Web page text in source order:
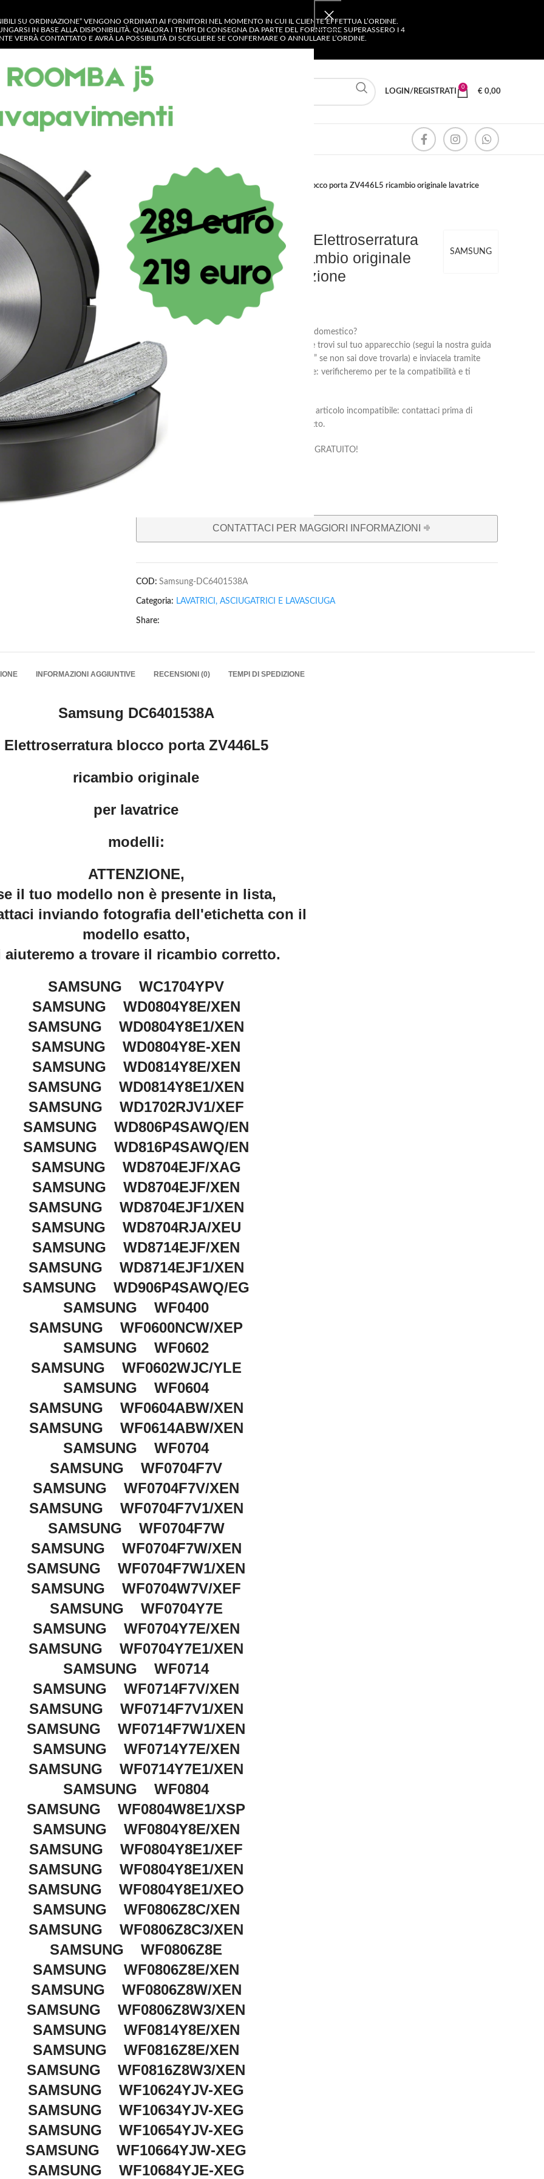
SU ORDINAZIONE” VENGONO ORDINATI AI FORNITORI NEL MOMENTO IN CUI IL CLIENTE EFFETTUA L’ORDINE.
IN BASE ALLA DISPONIBILITÀ. QUALORA I TEMPI DI CONSEGNA DA PARTE DEL FORNITORE SUPERASSERO I 4
VERRÀ CONTATTATO E AVRÀ LA POSSIBILITÀ DI SCEGLIERE SE CONFERMARE O ANNULLARE L’ORDINE.
LOGIN/REGISTRATI
0
€ 0,00
Samsung DC6401538A – Elettroserratura blocco porta ZV446L5 ricambio originale lavatrice
modelli in descrizione
SAMSUNG
Samsung DC6401538A – Elettroserratura
blocco porta ZV446L5 ricambio originale
lavatrice modelli in descrizione
34,90
Vuoi sapere se è il ricambio adatto al tuo elettrodomestico?
Fotografa l’etichetta con i codici produttore che trovi sul tuo apparecchio (segui la nostra guida
“Dove trovo il codice del mio elettrodomestico? ” se non sai dove trovarla) e inviacela tramite
Whatsapp
, scrivendoci il ricambio che ti occorre: verificheremo per te la compatibilità e ti
guideremo nell’acquisto del ricambio corretto.
Ci impegniamo per azzerare il rischio di reso per articolo incompatibile: contattaci prima di
acquistare e ti aiuteremo a non sbagliare prodotto.
Il nostro servizio di verifica della compatibilità è GRATUITO!
CONTATTACI PER MAGGIORI INFORMAZIONI
COD: Samsung-DC6401538A
Categoria: LAVATRICI, ASCIUGATRICI E LAVASCIUGA
Share:
INFORMAZIONI AGGIUNTIVE RECENSIONI (0) TEMPI DI SPEDIZIONE
Samsung DC6401538A
Elettroserratura blocco porta ZV446L5
ricambio originale
per lavatrice
modelli:
ATTENZIONE,
il tuo modello non è presente in lista,
inviando fotografia dell'etichetta con il
modello esatto,
aiuteremo a trovare il ricambio corretto.
SAMSUNG WC1704YPV
SAMSUNG WD0804Y8E/XEN
SAMSUNG WD0804Y8E1/XEN
SAMSUNG WD0804Y8E-XEN
SAMSUNG WD0814Y8E/XEN
SAMSUNG WD0814Y8E1/XEN
SAMSUNG WD1702RJV1/XEF
SAMSUNG WD806P4SAWQ/EN
SAMSUNG WD816P4SAWQ/EN
SAMSUNG WD8704EJF/XAG
SAMSUNG WD8704EJF/XEN
SAMSUNG WD8704EJF1/XEN
SAMSUNG WD8704RJA/XEU
SAMSUNG WD8714EJF/XEN
SAMSUNG WD8714EJF1/XEN
SAMSUNG WD906P4SAWQ/EG
SAMSUNG WF0400
SAMSUNG WF0600NCW/XEP
SAMSUNG WF0602
SAMSUNG WF0602WJC/YLE
SAMSUNG WF0604
SAMSUNG WF0604ABW/XEN
SAMSUNG WF0614ABW/XEN
SAMSUNG WF0704
SAMSUNG WF0704F7V
SAMSUNG WF0704F7V/XEN
SAMSUNG WF0704F7V1/XEN
SAMSUNG WF0704F7W
SAMSUNG WF0704F7W/XEN
SAMSUNG WF0704F7W1/XEN
SAMSUNG WF0704W7V/XEF
SAMSUNG WF0704Y7E
SAMSUNG WF0704Y7E/XEN
SAMSUNG WF0704Y7E1/XEN
SAMSUNG WF0714
SAMSUNG WF0714F7V/XEN
SAMSUNG WF0714F7V1/XEN
SAMSUNG WF0714F7W1/XEN
SAMSUNG WF0714Y7E/XEN
SAMSUNG WF0714Y7E1/XEN
SAMSUNG WF0804
SAMSUNG WF0804W8E1/XSP
SAMSUNG WF0804Y8E/XEN
SAMSUNG WF0804Y8E1/XEF
SAMSUNG WF0804Y8E1/XEN
SAMSUNG WF0804Y8E1/XEO
SAMSUNG WF0806Z8C/XEN
SAMSUNG WF0806Z8C3/XEN
SAMSUNG WF0806Z8E
SAMSUNG WF0806Z8E/XEN
SAMSUNG WF0806Z8W/XEN
SAMSUNG WF0806Z8W3/XEN
SAMSUNG WF0814Y8E/XEN
SAMSUNG WF0816Z8E/XEN
SAMSUNG WF0816Z8W3/XEN
SAMSUNG WF10624YJV-XEG
SAMSUNG WF10634YJV-XEG
SAMSUNG WF10654YJV-XEG
SAMSUNG WF10664YJW-XEG
SAMSUNG WF10684YJE-XEG